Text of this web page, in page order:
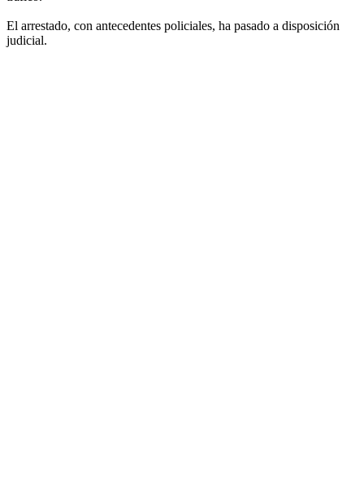
El arrestado, con antecedentes policiales, ha pasado a disposición
judicial.